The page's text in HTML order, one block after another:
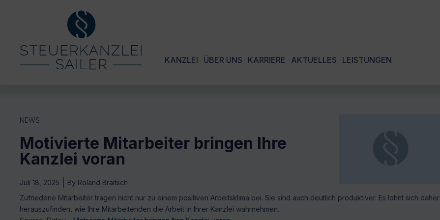
KANZLEI ÜBER UNS KARRIERE AKTUELLES LEISTUNGEN
NEWS
Motivierte Mitarbeiter bringen Ihre
Kanzlei voran
Juli 18, 2025 By Roland Braitsch
Zufriedene Mitarbeiter tragen nicht nur zu einem positiven Arbeitsklima bei. Sie sind auch deutlich produktiver. Es lohnt sich daher
herauszufinden, wie Ihre Mitarbeitenden die Arbeit in Ihrer Kanzlei wahrnehmen.